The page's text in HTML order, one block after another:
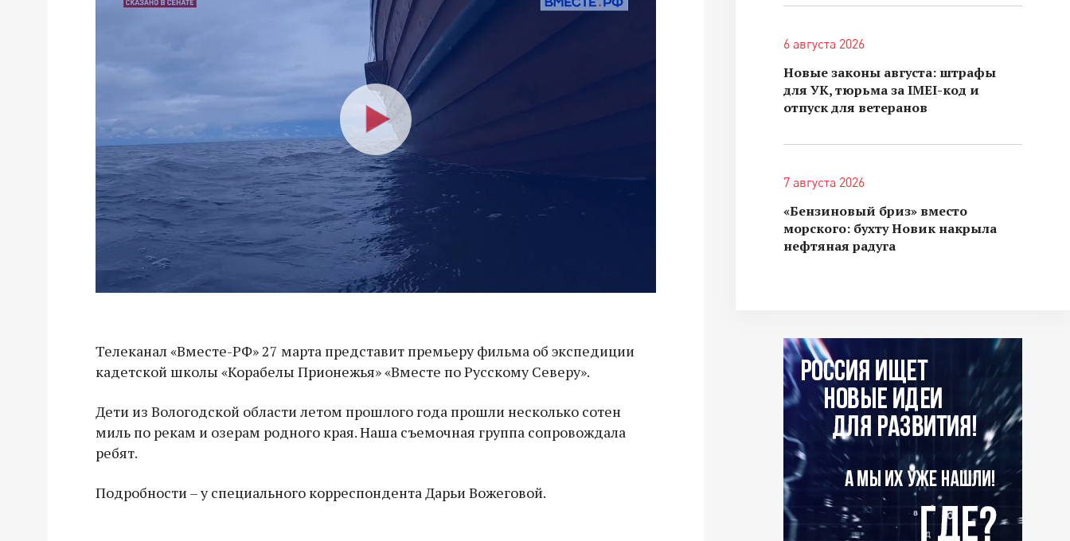
Телеканал «Вместе-РФ» 27 марта представит премьеру фильма об экспедиции
кадетской школы «Корабелы Прионежья» «Вместе по Русскому Северу».
Дети из Вологодской области летом прошлого года прошли несколько сотен
миль по рекам и озерам родного края. Наша съемочная группа сопровождала
ребят.
Подробности – у специального корреспондента Дарьи Вожеговой.
6 августа 2026
Новые законы августа: штрафы
для УК, тюрьма за IMEI-код и
отпуск для ветеранов
7 августа 2026
«Бензиновый бриз» вместо
морского: бухту Новик накрыла
нефтяная радуга